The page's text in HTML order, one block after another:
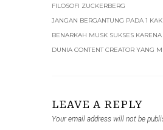
FILOSOFI ZUCKERBERG
JANGAN BERGANTUNG PADA 1 KAKI
BENARKAH MUSK SUKSES
DUNIA CONTENT CREATOR YANG
LEAVE A REPLY
Your email address will not be